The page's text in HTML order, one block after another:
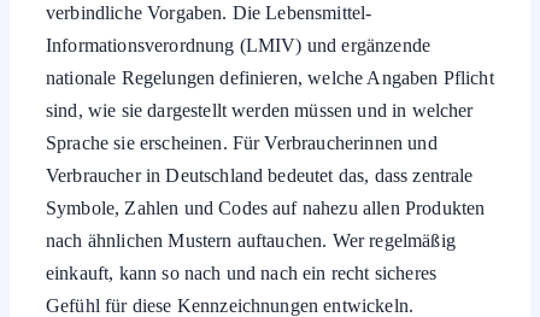
verbindliche Vorgaben. Die Lebensmittel-
Informationsverordnung (LMIV) und ergänzende
nationale Regelungen definieren, welche Angaben Pflicht
sind, wie sie dargestellt werden müssen und in welcher
Sprache sie erscheinen. Für Verbraucherinnen und
Verbraucher in Deutschland bedeutet das, dass zentrale
Symbole, Zahlen und Codes auf nahezu allen Produkten
nach ähnlichen Mustern auftauchen. Wer regelmäßig
einkauft, kann so nach und nach ein recht sicheres
Gefühl für diese Kennzeichnungen entwickeln.